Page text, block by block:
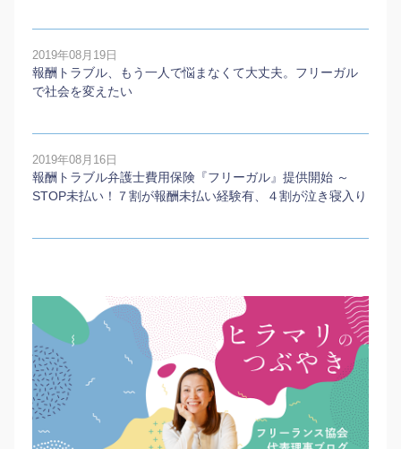
2019年08月19日
報酬トラブル、もう一人で悩まなくて大丈夫。フリーガル
で社会を変えたい
2019年08月16日
報酬トラブル弁護士費用保険『フリーガル』提供開始 ～
STOP未払い！７割が報酬未払い経験有、４割が泣き寝入り